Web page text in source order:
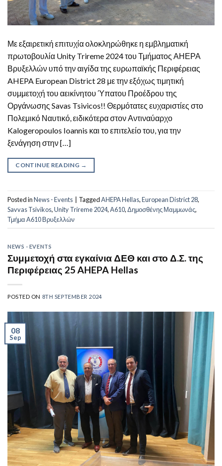
Με εξαιρετική επιτυχία ολοκληρώθηκε η εμβληματική
πρωτοβουλία Unity Trireme 2024 του Τμήματος ΑΗΕΡΑ
Βρυξελλών υπό την αιγίδα της ευρωπαϊκής Περιφέρειας
AHEPA European District 28 με την εξόχως τιμητική
συμμετοχή του αεικίνητου Ύπατου Προέδρου της
Οργάνωσης Savas Tsivicos!! Θερμότατες ευχαριστίες στο
Πολεμικό Ναυτικό, ειδικότερα στον Αντιναύαρχο
Kalogeropoulos Ioannis και το επιτελείο του, για την
ξενάγηση στην […]
CONTINUE READING →
Posted inNews - Events TaggedAHEPA Hellas,European District 28,
Savvas Tsivikos,Unity Trireme 2024,Α610,Δημοσθένης Μαμμωνάς,
Τμήμα A610 Βρυξελλών
NEWS - EVENTS
Συμμετοχή στα εγκαίνια ΔΕΘ και στο Δ.Σ. της
Περιφέρειας 25 AHEPA Hellas
POSTED ON 8TH SEPTEMBER 2024
08
Sep